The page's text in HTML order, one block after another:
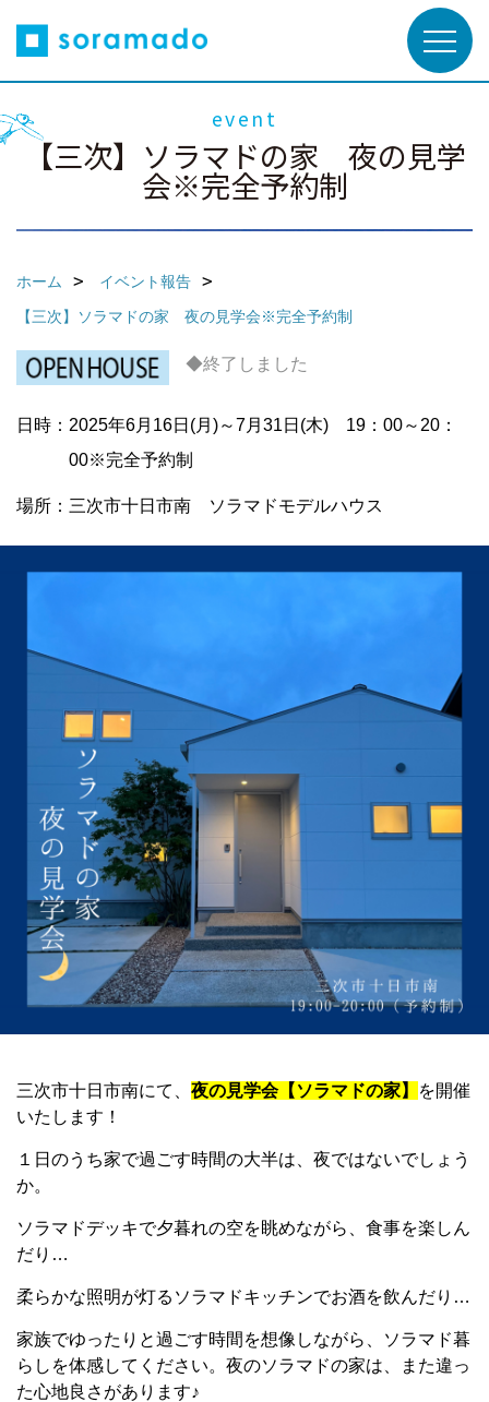
event
【三次】ソラマドの家 夜の見学
会※完全予約制
ホーム
イベント報告
【三次】ソラマドの家 夜の見学会※完全予約制
◆終了しました
日時：2025年6月16日(月)～7月31日(木) 19：00～20：
00※完全予約制
場所：三次市十日市南 ソラマドモデルハウス
三次市十日市南にて、 夜の見学会【ソラマドの家】
を開催
いたします！
１日のうち家で過ごす時間の大半は、夜ではないでしょう
か。
ソラマドデッキで夕暮れの空を眺めながら、食事を楽しん
だり…
柔らかな照明が灯るソラマドキッチンでお酒を飲んだり…
家族でゆったりと過ごす時間を想像しながら、ソラマド暮
らしを体感してください。夜のソラマドの家は、また違っ
た心地良さがあります♪